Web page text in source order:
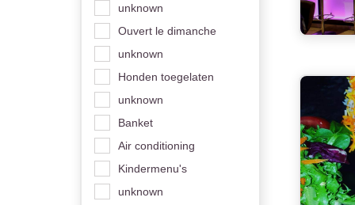
unknown
Ouvert le dimanche
unknown
Honden toegelaten
unknown
Banket
Air conditioning
Kindermenu's
unknown